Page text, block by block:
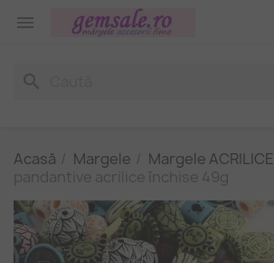

search
Acasă Margele Margele ACRILICE
pandantive acrilice închise 49g